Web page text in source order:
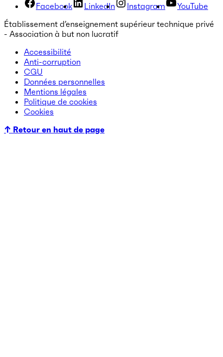
Facebook LinkedIn Instagram
YouTube
Établissement d’enseignement supérieur technique privé
- Association à but non lucratif
Accessibilité
Anti-corruption
CGU
Données personnelles
Mentions légales
Politique de cookies
Cookies
↑ Retour en haut de page